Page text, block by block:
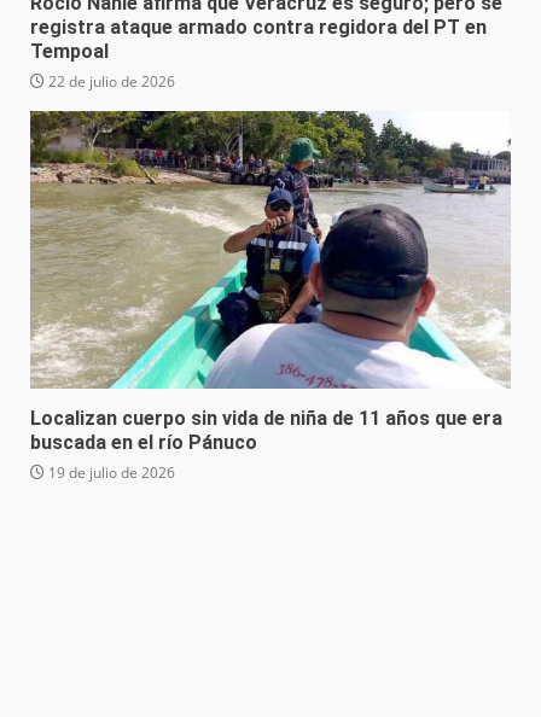
registra ataque armado contra regidora del PT en
Tempoal
22 de julio de 2026
Localizan cuerpo sin vida de niña de 11 años que era
buscada en el río Pánuco
19 de julio de 2026